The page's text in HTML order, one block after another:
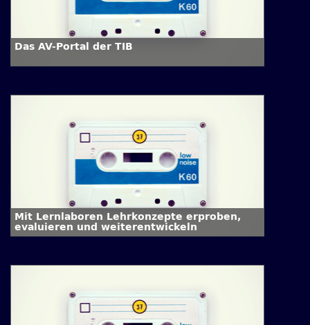
Das AV-Portal der TIB
Mit Lernlaboren Lehrkonzepte erproben,
evaluieren und weiterentwickeln